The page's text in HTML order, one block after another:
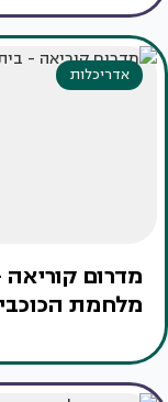
אדריכלות
מדרום
מלחמת